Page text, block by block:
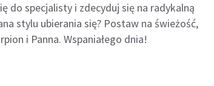
do specjalisty i zdecyduj się na radykalną
stylu ubierania się? Postaw na świeżość,
i Panna. Wspaniałego dnia!